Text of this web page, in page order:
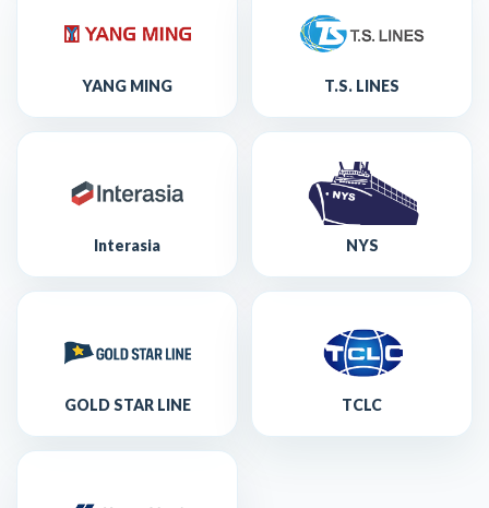
YANG MING T.S. LINES
Interasia NYS
GOLD STAR LINE TCLC